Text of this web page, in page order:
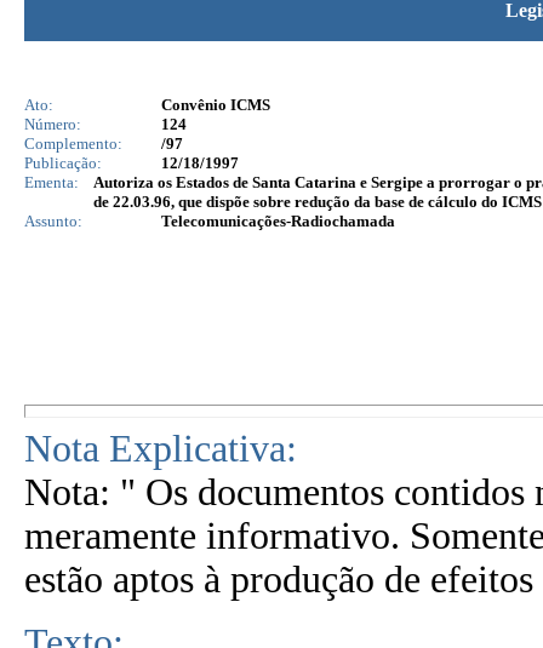
Ato:
Convênio ICMS
Número:
124
Complemento:
/97
Publicação:
12/18/1997
Ementa:
Autoriza os Estados de Santa Catarina e Sergipe a prorrogar o
de 22.03.96, que dispõe sobre redução da base de cálculo do
Assunto:
Telecomunicações-Radiochamada
Nota Explicativa:
Nota: " Os documentos contidos
meramente informativo.
estão aptos à produção de